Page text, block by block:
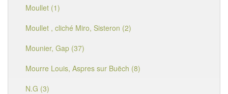
Moullet (1)
Moullet , cliché Miro, Sisteron (2)
Mounier, Gap (37)
Mourre Louis, Aspres sur Buëch (8)
N.G (3)